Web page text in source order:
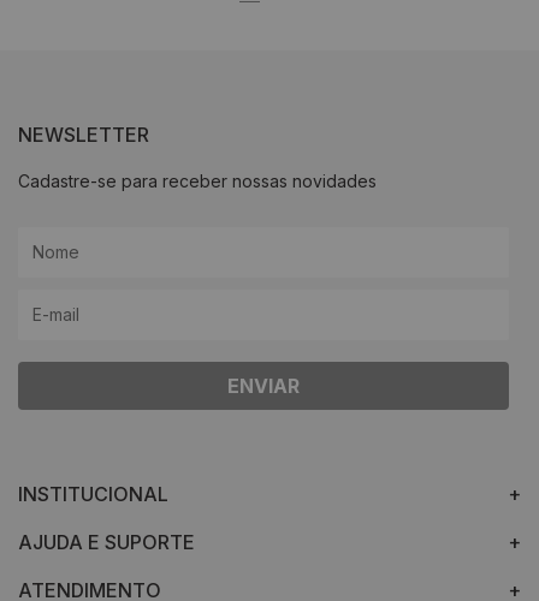
NEWSLETTER
Cadastre-se para receber nossas novidades
ENVIAR
INSTITUCIONAL
AJUDA E SUPORTE
ATENDIMENTO